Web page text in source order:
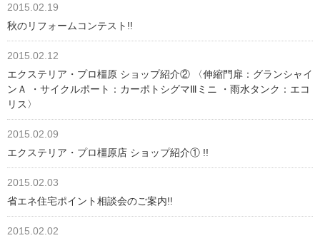
2015.02.19
秋のリフォームコンテスト!!
2015.02.12
エクステリア・プロ橿原 ショップ紹介② 〈伸縮門扉：グランシャイ
ンＡ ・サイクルポート：カーポトシグマⅢミニ ・雨水タンク：エコ
リス〉
2015.02.09
エクステリア・プロ橿原店 ショップ紹介① !!
2015.02.03
省エネ住宅ポイント相談会のご案内!!
2015.02.02